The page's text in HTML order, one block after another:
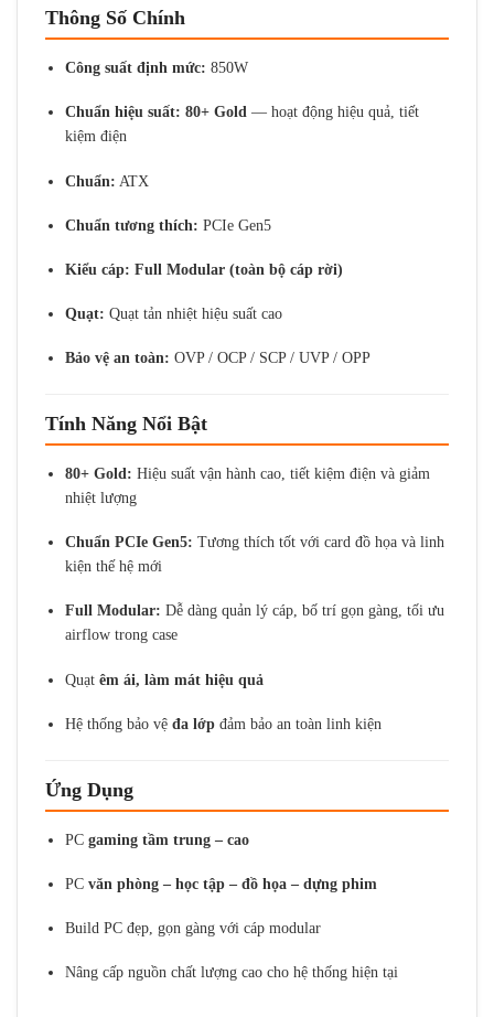
Thông Số Chính
Công suất định mức: 850W
Chuẩn hiệu suất: 80+ Gold— hoạt động hiệu quả, tiết
kiệm điện
Chuẩn: ATX
Chuẩn tương thích: PCIe Gen5
Kiểu cáp: Full Modular (toàn bộ cáp rời)
Quạt: Quạt tản nhiệt hiệu suất cao
Bảo vệ an toàn: OVP / OCP / SCP / UVP / OPP
Tính Năng Nổi Bật
80+ Gold: Hiệu suất vận hành cao, tiết kiệm điện và giảm
nhiệt lượng
Chuẩn PCIe Gen5: Tương thích tốt với card đồ họa và linh
kiện thế hệ mới
Full Modular: Dễ dàng quản lý cáp, bố trí gọn gàng, tối ưu
airflow trong case
Quạt êm ái, làm mát hiệu quả
Hệ thống bảo vệ đa lớpđảm bảo an toàn linh kiện
Ứng Dụng
PC gaming tầm trung – cao
PC văn phòng – học tập – đồ họa – dựng phim
Build PC đẹp, gọn gàng với cáp modular
Nâng cấp nguồn chất lượng cao cho hệ thống hiện tại